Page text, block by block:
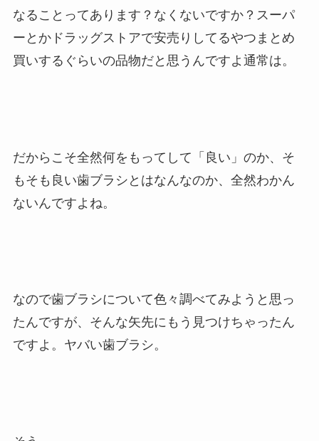
なることってあります？なくないですか？スーパ
ーとかドラッグストアで安売りしてるやつまとめ
買いするぐらいの品物だと思うんですよ通常は。
だからこそ全然何をもってして「良い」のか、そ
もそも良い歯ブラシとはなんなのか、全然わかん
ないんですよね。
なので歯ブラシについて色々調べてみようと思っ
たんですが、そんな矢先にもう見つけちゃったん
ですよ。ヤバい歯ブラシ。